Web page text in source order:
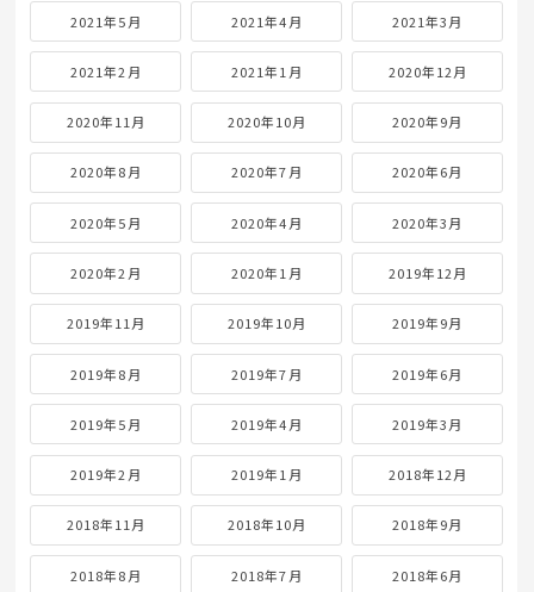
2021年5月 2021年4月 2021年3月
2021年2月 2021年1月 2020年12月
2020年11月 2020年10月 2020年9月
2020年8月 2020年7月 2020年6月
2020年5月 2020年4月 2020年3月
2020年2月 2020年1月 2019年12月
2019年11月 2019年10月 2019年9月
2019年8月 2019年7月 2019年6月
2019年5月 2019年4月 2019年3月
2019年2月 2019年1月 2018年12月
2018年11月 2018年10月 2018年9月
2018年8月 2018年7月 2018年6月